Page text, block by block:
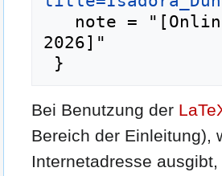
2026]"
Bei Benutzung der
Bereich der Einleitung),
Internetadresse